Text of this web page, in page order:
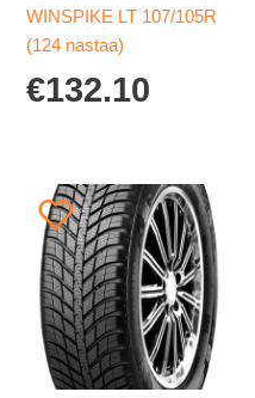
WINSPIKE LT 107/105R
(124 nastaa)
€132.10